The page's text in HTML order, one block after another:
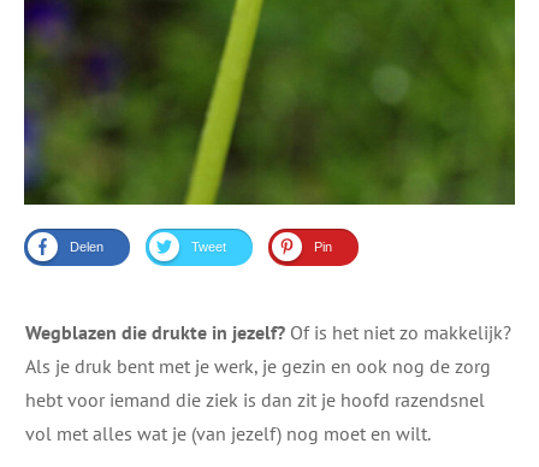
Delen Tweet Pin
Wegblazen die drukte in jezelf? Of is het niet zo makkelijk?
Als je druk bent met je werk, je gezin en ook nog de zorg
hebt voor iemand die ziek is dan zit je hoofd razendsnel
vol met alles wat je (van jezelf) nog moet en wilt.